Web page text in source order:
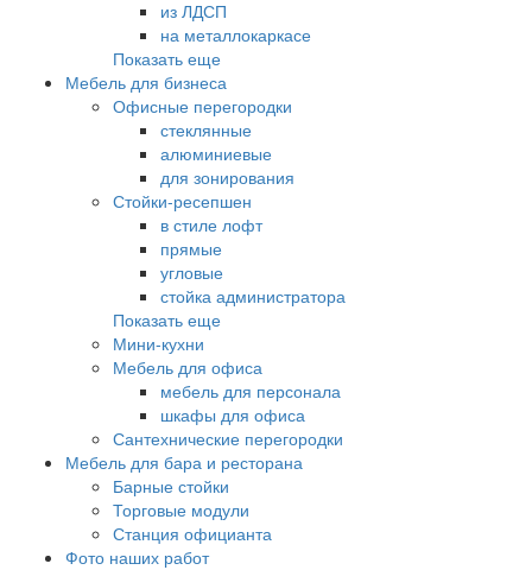
из ЛДСП
на металлокаркасе
Показать еще
Мебель для бизнеса
Офисные перегородки
стеклянные
алюминиевые
для зонирования
Стойки-ресепшен
в стиле лофт
прямые
угловые
стойка администратора
Показать еще
Мини-кухни
Мебель для офиса
мебель для персонала
шкафы для офиса
Сантехнические перегородки
Мебель для бара и ресторана
Барные стойки
Торговые модули
Станция официанта
Фото наших работ